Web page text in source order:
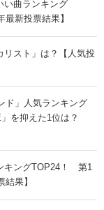
い曲ランキング
新投票結果】
リスト」は？【人気投
ド」人気ランキング
を抑えた1位は？
キングTOP24！ 第1
果】